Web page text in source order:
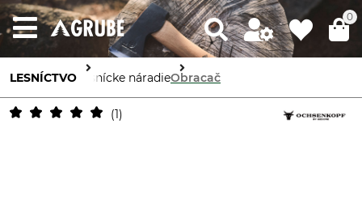
0
LESNÍCTVO Lesnícke náradieObracač
1